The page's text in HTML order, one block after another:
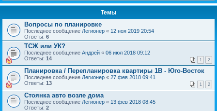
Темы
Вопросы по планировке
Последнее сообщение Легионер « 12 ноя 2019 20:54
Ответы: 6
ТСЖ или УК?
Последнее сообщение Андрей « 06 июл 2018 09:12
Ответы: 14 1 2
Планировка / Перепланировка квартиры 1В - Юго-Восток
Последнее сообщение Легионер « 27 фев 2018 09:41
Ответы: 13 1 2
Стоянка авто возле дома
Последнее сообщение Легионер « 13 фев 2018 08:45
Ответы: 2